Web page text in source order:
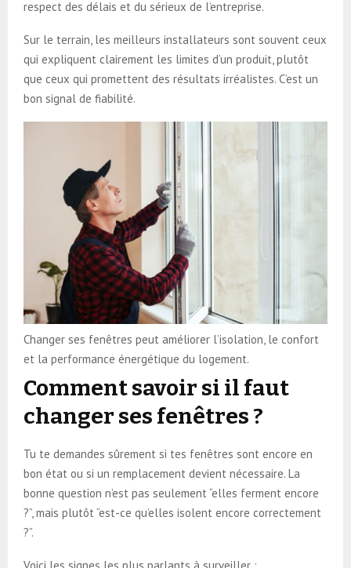
respect des délais et du sérieux de l’entreprise.
Sur le terrain, les meilleurs installateurs sont souvent ceux
qui expliquent clairement les limites d’un produit, plutôt
que ceux qui promettent des résultats irréalistes. C’est un
bon signal de fiabilité.
Changer ses fenêtres peut améliorer l’isolation, le confort
et la performance énergétique du logement.
Comment savoir si il faut
changer ses fenêtres ?
Tu te demandes sûrement si tes fenêtres sont encore en
bon état ou si un remplacement devient nécessaire. La
bonne question n’est pas seulement “elles ferment encore
?”, mais plutôt “est-ce qu’elles isolent encore correctement
?”.